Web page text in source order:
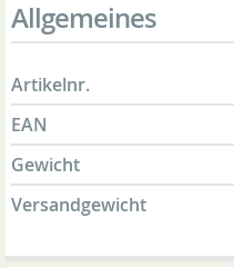
Allgemeines
Artikelnr.
EAN
Gewicht
Versandgewicht